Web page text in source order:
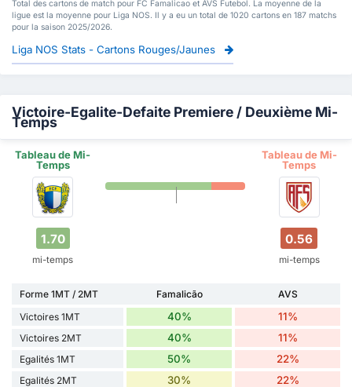
Total des cartons de match pour FC Famalicao et AVS Futebol. La moyenne de la
ligue est la moyenne pour Liga NOS. Il y a eu un total de 1020 cartons en 187 matchs
pour la saison 2025/2026.
Liga NOS Stats - Cartons Rouges/Jaunes
Victoire-Egalite-Defaite Premiere / Deuxième Mi-
Temps
Tableau de Mi-
Temps
Tableau de Mi-
Temps
1.70
mi-temps
0.56
mi-temps
Forme 1MT / 2MT Famalicão
AVS
Victoires 1MT
40% 11%
Victoires 2MT 40% 11%
Egalités 1MT 50% 22%
Egalités 2MT 30% 22%